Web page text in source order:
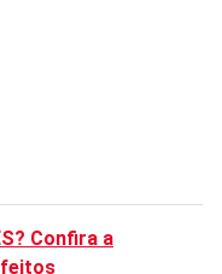
Confira a